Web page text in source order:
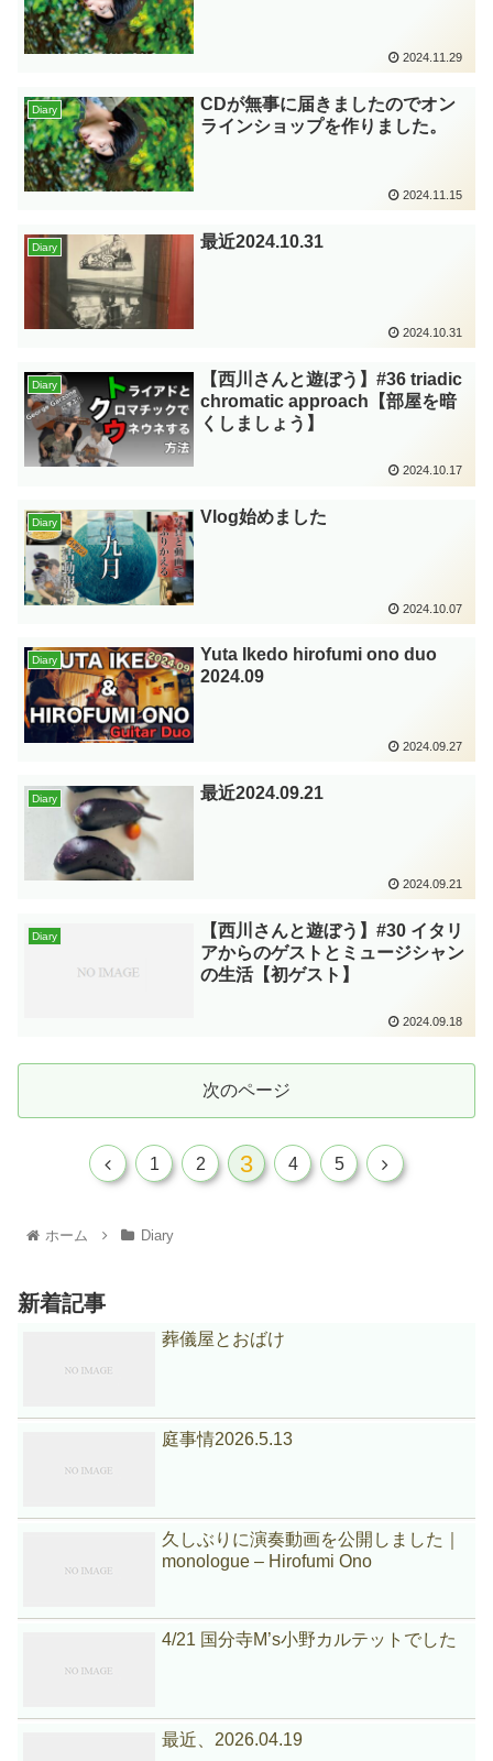
2024.11.29
Diary
CDが無事に届きましたのでオン
ラインショップを作りました。
2024.11.15
Diary 最近2024.10.31
2024.10.31
Diary
【西川さんと遊ぼう】#36 triadic
chromatic approach【部屋を暗
くしましょう】
2024.10.17
Diary Vlog始めました
2024.10.07
Diary
Yuta Ikedo hirofumi ono duo
2024.09
2024.09.27
Diary 最近2024.09.21
2024.09.21
Diary
【西川さんと遊ぼう】#30 イタリ
アからのゲストとミュージシャン
の生活【初ゲスト】
2024.09.18
次のページ
1 2 3 4 5
ホーム Diary
新着記事
葬儀屋とおばけ
庭事情2026.5.13
久しぶりに演奏動画を公開しました｜
monologue – Hirofumi Ono
4/21 国分寺M’s小野カルテットでした
最近、2026.04.19